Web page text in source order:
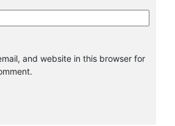
and website in this browser for